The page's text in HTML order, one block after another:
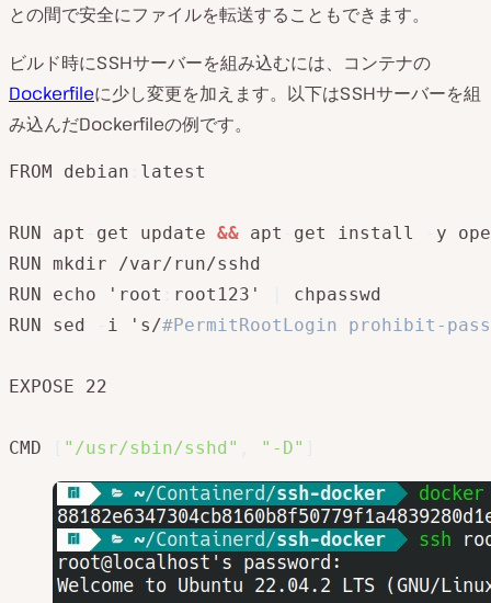
との間で安全にファイルを転送することもできます。
ビルド時にSSHサーバーを組み込むには、コンテナの
Dockerfileに少し変更を加えます。以下はSSHサーバーを組
み込んだDockerfileの例です。
FROM debian latest
RUN apt get update && apt get install
y
RUN mkdir /var/run/sshd
RUN echo 'root
root123'
chpasswd
RUN sed
i 's/#PermitRootLogin prohibit-
EXPOSE 22
CMD "/usr/sbin/sshd" "-D"